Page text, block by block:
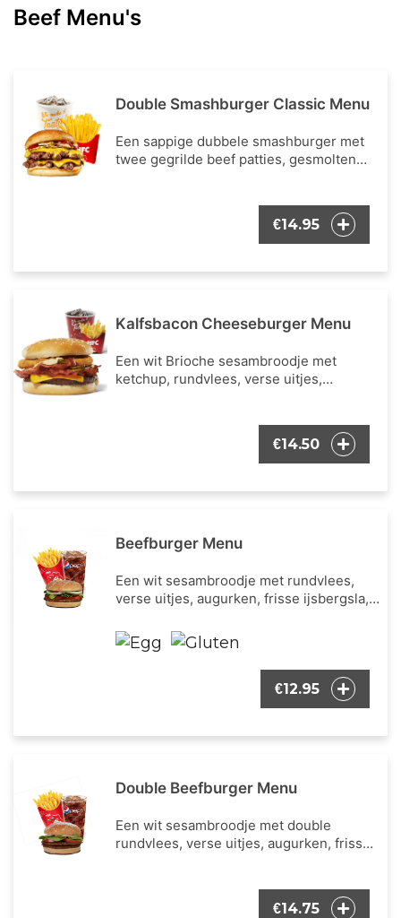
Beef Menu's
Double Smashburger Classic Menu
Een sappige dubbele smashburger met
twee gegrilde beef patties, gesmolten
augurkenschijfjes en een klassieke mix
van ketchup & mosterd. Inclusief een
portie Franse frietjes en een frisdrank
€14.95
Kalfsbacon Cheeseburger Menu
Een wit Brioche sesambroodje met
ketchup, rundvlees, verse uitjes,
Franse frietjes en een frisdrank naar
€14.50
Beefburger Menu
Een wit sesambroodje met rundvlees,
verse uitjes, augurken, frisse ijsbergsla,
dressing. Inclusief een portie Franse
frietjes en een frisdrank naar keuze.
€12.95
Double Beefburger Menu
Een wit sesambroodje met double
rundvlees, verse uitjes, augurken, frisse
portie Franse frietjes en een frisdrank
€14.75